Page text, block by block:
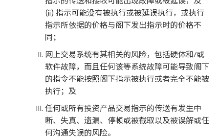
(ii) 指示可能没有被执行或被延误执行，或执行
指示所依据的价格与阁下发出指示时的价格不
同；
网上交易系统有其相关的风险，包括硬体和/或
软件故障，而且任何该等系统故障可能导致阁下
的指令不能按照阁下指示被执行或者完全不能被
执行；及
任何或所有投资产品交易指示的传送有发生中
断、失真、遗漏、停顿或被截取以及被误解或任
何沟通失误的风险。